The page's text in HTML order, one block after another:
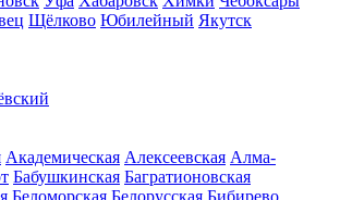
Щёлково Юбилейный Якутск
Академическая Алексеевская Алма-
Бабушкинская Багратионовская
Беломорская Белорусская Бибирево